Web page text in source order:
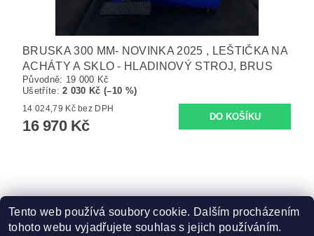
BRUSKA 300 MM- NOVINKA 2025 , LEŠTIČKA NA
ACHÁTY A SKLO - HLADINOVÝ STROJ, BRUS
Původně: 19 000 Kč
Ušetříte:2 030 Kč (–10 %)
14 024,79 Kč bez DPH
16 970 Kč
Zboží.cz | Heureka.cz
Tento web používá soubory cookie. Dalším procházením
tohoto webu vyjadřujete souhlas s jejich používáním.